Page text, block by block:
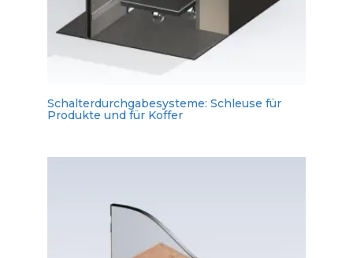
Schalterdurchgabesysteme: Schleuse für
Produkte und für Koffer